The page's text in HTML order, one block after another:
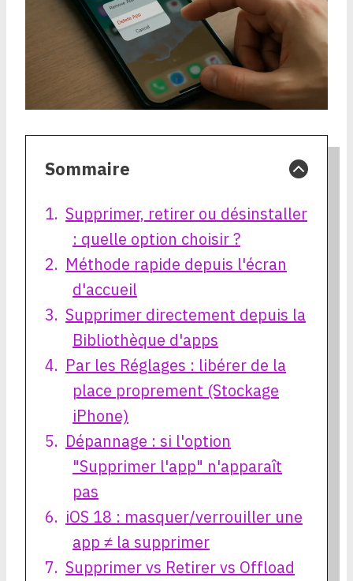
Sommaire
Supprimer, retirer ou désinstaller
: quelle option choisir ?
Méthode rapide depuis l'écran
d'accueil
Supprimer directement depuis la
Bibliothèque d'apps
Par les Réglages : libérer de la
place proprement (Stockage
iPhone)
Dépannage : si l'option
"Supprimer l'app" n'apparaît
pas
iOS 18 : masquer/verrouiller une
app ≠ la supprimer
Supprimer vs Retirer vs Offload